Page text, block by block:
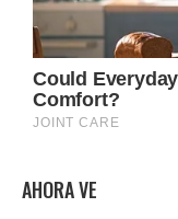
AHORA VE